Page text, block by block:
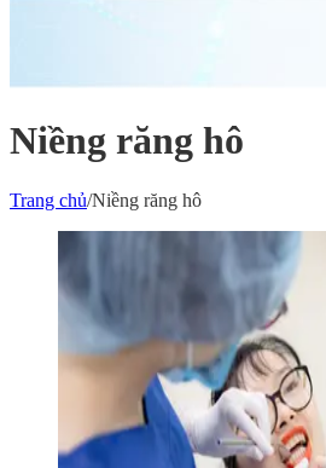
Niềng răng hô
Trang chủ/Niềng răng hô